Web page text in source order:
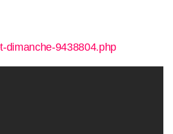
dimanche-9438804.php